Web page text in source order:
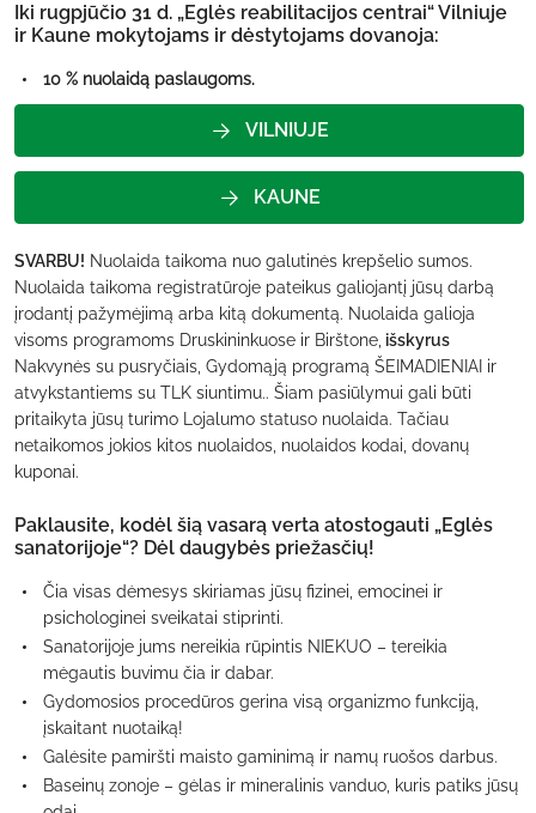
Iki rugpjūčio 31 d. „Eglės reabilitacijos centrai“ Vilniuje
ir Kaune mokytojams ir dėstytojams dovanoja:
10 % nuolaidą paslaugoms.
VILNIUJE
KAUNE
SVARBU! Nuolaida taikoma nuo galutinės krepšelio sumos.
Nuolaida taikoma registratūroje pateikus galiojantį jūsų darbą
įrodantį pažymėjimą arba kitą dokumentą. Nuolaida galioja
visoms programoms Druskininkuose ir Birštone, išskyrus
Nakvynės su pusryčiais, Gydomąją programą ŠEIMADIENIAI ir
atvykstantiems su TLK siuntimu.. Šiam pasiūlymui gali būti
pritaikyta jūsų turimo Lojalumo statuso nuolaida. Tačiau
netaikomos jokios kitos nuolaidos, nuolaidos kodai, dovanų
kuponai.
Paklausite, kodėl šią vasarą verta atostogauti „Eglės
sanatorijoje“? Dėl daugybės priežasčių!
Čia visas dėmesys skiriamas jūsų fizinei, emocinei ir
psichologinei sveikatai stiprinti.
Sanatorijoje jums nereikia rūpintis NIEKUO – tereikia
mėgautis buvimu čia ir dabar.
Gydomosios procedūros gerina visą organizmo funkciją,
įskaitant nuotaiką!
Galėsite pamiršti maisto gaminimą ir namų ruošos darbus.
Baseinų zonoje – gėlas ir mineralinis vanduo, kuris patiks jūsų